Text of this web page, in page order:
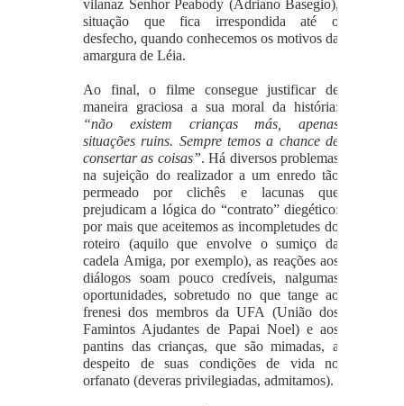
vilanaz Senhor Peabody (Adriano Basegio),
situação que fica irrespondida até o
desfecho, quando conhecemos os motivos da
amargura de Léia.
Ao final, o filme consegue justificar de
maneira graciosa a sua moral da história:
“não existem crianças más, apenas
situações ruins. Sempre temos a chance de
consertar as coisas”. Há diversos problemas
na sujeição do realizador a um enredo tão
permeado por clichês e lacunas que
prejudicam a lógica do “contrato” diegético:
por mais que aceitemos as incompletudes do
roteiro (aquilo que envolve o sumiço da
cadela Amiga, por exemplo), as reações aos
diálogos soam pouco credíveis, nalgumas
oportunidades, sobretudo no que tange ao
frenesi dos membros da UFA (União dos
Famintos Ajudantes de Papai Noel) e aos
pantins das crianças, que são mimadas, a
despeito de suas condições de vida no
orfanato (deveras privilegiadas, admitamos).